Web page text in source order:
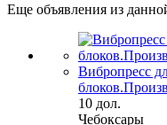
Еще объявления из
Вибропресс
10 дол.
Чебоксары